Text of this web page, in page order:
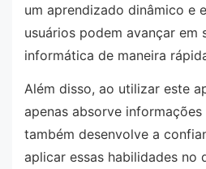
um aprendizado dinâmico e
usuários podem avançar em
informática de maneira
Além disso, ao utilizar este
apenas absorve informações
também desenvolve a
aplicar essas habilidades no